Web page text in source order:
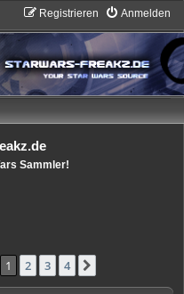
Anmelden
Registrieren
Sammler!
1 2 3 4